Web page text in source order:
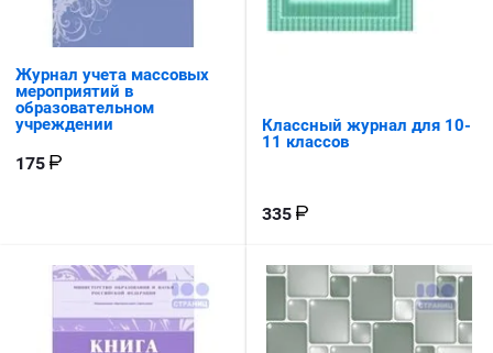
Журнал учета массовых
мероприятий в
образовательном
учреждении
175
Классный журнал для 10-
11 классов
335